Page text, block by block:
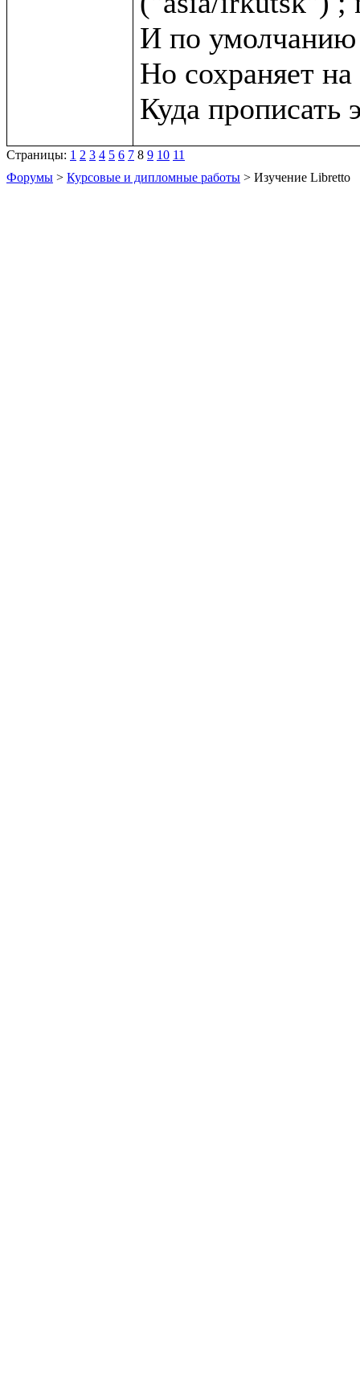
И по умолчанию
Но сохраняет
Страницы: 1 2 3 4 5 6 7 8 9 10 11
Форумы > Курсовые и дипломные работы > Изучение Libretto